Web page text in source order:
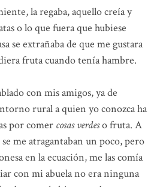
la regaba, aquello creía y
o lo que fuera que hubiese
se extrañaba de que me gustara
fruta cuando tenía hambre.
con mis amigos, ya de
rural a quien yo conozca ha
por comer cosas verdeso fruta. A
me atragantaban un poco, pero
en la ecuación, me las comía
con mi abuela no era ninguna